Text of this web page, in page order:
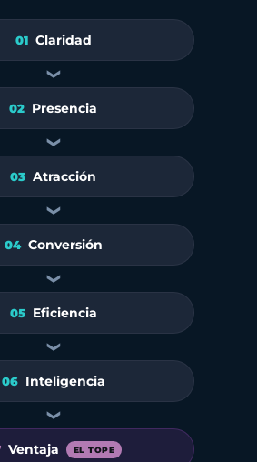
01 Claridad
❯
02 Presencia
❯
03 Atracción
❯
04 Conversión
❯
05 Eficiencia
❯
06 Inteligencia
❯
Ventaja EL TOPE